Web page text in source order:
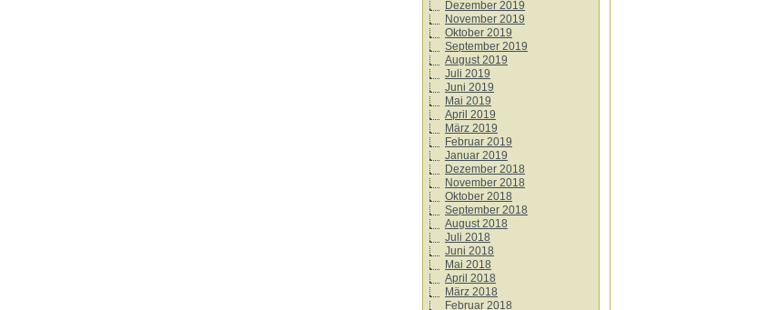
Dezember 2019
November 2019
Oktober 2019
September 2019
August 2019
Juli 2019
Juni 2019
Mai 2019
April 2019
März 2019
Februar 2019
Januar 2019
Dezember 2018
November 2018
Oktober 2018
September 2018
August 2018
Juli 2018
Juni 2018
Mai 2018
April 2018
März 2018
Februar 2018